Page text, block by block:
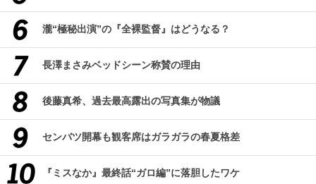
瀧“極秘出演”の『全裸監督』はどうなる？
長澤まさみベッドシーン称賛の理由
後藤真希、過去最高露出の写真集が物議
センバツ開幕も観客席はガラガラの春夏格差
『ミスなか』最終話“ガロ編”に落胆したワケ